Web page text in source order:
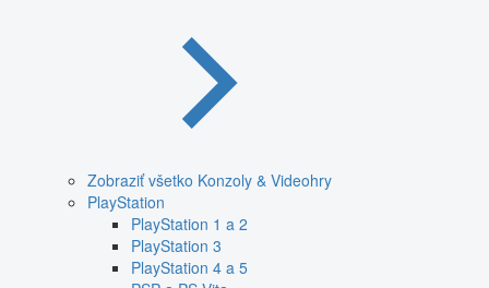
Zobraziť všetko Konzoly & Videohry
PlayStation
PlayStation 1 a 2
PlayStation 3
PlayStation 4 a 5